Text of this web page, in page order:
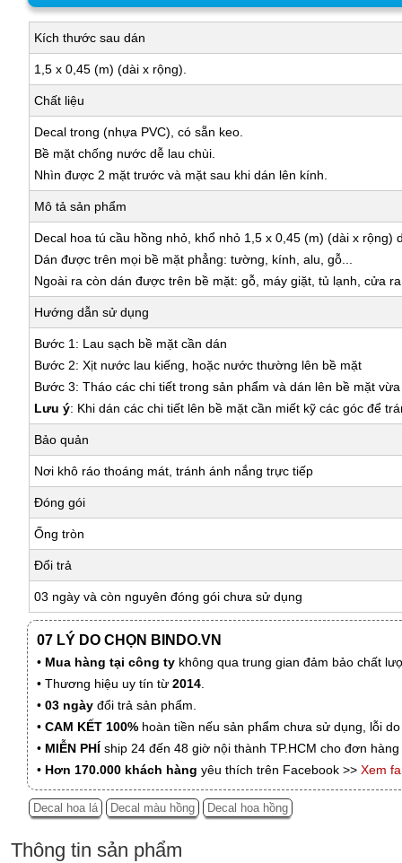
Kích thước sau dán
1,5 x 0,45 (m) (dài x rộng).
Chất liệu
Decal trong (nhựa PVC), có sẵn keo.
Bề mặt chống nước dễ lau chùi.
Nhìn được 2 mặt trước và mặt sau khi dán lên kính.
Mô tả sản phẩm
Decal hoa tú cầu hồng nhỏ, khổ nhỏ 1,5 x 0,45 (m) (dài x
Dán được trên mọi bề mặt phẳng: tường, kính, alu, gỗ...
Ngoài ra còn dán được trên bề mặt: gỗ, máy giặt, tủ lạnh, cửa
Hướng dẫn sử dụng
Bước 1: Lau sạch bề mặt cần dán
Bước 2: Xịt nước lau kiếng, hoặc nước thường lên bề mặt
Bước 3: Tháo các chi tiết trong sản phẩm và dán lên bề mặt
Lưu ý: Khi dán các chi tiết lên bề mặt cần miết kỹ các góc để
Bảo quản
Nơi khô ráo thoáng mát, tránh ánh nắng trực tiếp
Đóng gói
Ống tròn
Đổi trả
03 ngày và còn nguyên đóng gói chưa sử dụng
07 LÝ DO CHỌN BINDO.VN
• Mua hàng tại công ty không qua trung gian đảm bảo chất
• Thương hiệu uy tín từ 2014.
• 03 ngày đổi trả sản phẩm.
• CAM KẾT 100% hoàn tiền nếu sản phẩm chưa sử dụng, lỗi
• MIỄN PHÍ ship 24 đến 48 giờ nội thành TP.HCM cho đơn
• Hơn 170.000 khách hàng yêu thích trên Facebook >> Xem
Decal hoa lá Decal màu hồng Decal hoa hồng
Thông tin sản phẩm